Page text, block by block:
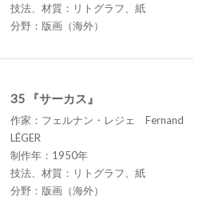
技法、材質：リトグラフ、紙
分野：版画（海外）
35 『サーカス』
作家：フェルナン・レジェ Fernand
LÉGER
制作年：1950年
技法、材質：リトグラフ、紙
分野：版画（海外）